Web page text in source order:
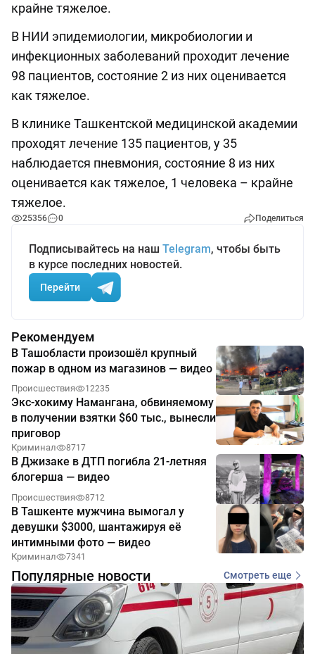
крайне тяжелое.
В НИИ эпидемиологии, микробиологии и
инфекционных заболеваний проходит лечение
98 пациентов, состояние 2 из них оценивается
как тяжелое.
В клинике Ташкентской медицинской академии
проходят лечение 135 пациентов, у 35
наблюдается пневмония, состояние 8 из них
оценивается как тяжелое, 1 человека – крайне
тяжелое.
25356 0 Поделиться
Подписывайтесь на наш Telegram, чтобы быть
в курсе последних новостей.
Перейти
Рекомендуем
В Ташобласти произошёл крупный
пожар в одном из магазинов — видео
Происшествия 12235
Экс-хокиму Намангана, обвиняемому
в получении взятки $60 тыс., вынесли
приговор
Криминал 8717
В Джизаке в ДТП погибла 21-летняя
блогерша — видео
Происшествия 8712
В Ташкенте мужчина вымогал у
девушки $3000, шантажируя её
интимными фото — видео
Криминал 7341
Популярные новости Смотреть еще